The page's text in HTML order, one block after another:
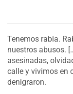
Tenemos rabia.
nuestros abusos.
asesinadas,
calle y vivimos en
denigraron.